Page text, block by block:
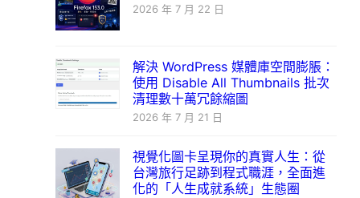
2026 年 7 月 22 日
解決 WordPress 媒體庫空間膨脹：
使用 Disable All Thumbnails 批次
清理數十萬冗餘縮圖
2026 年 7 月 21 日
視覺化圖卡呈現你的真實人生：從
台灣旅行足跡到程式職涯，全面進
化的「人生成就系統」生態圈